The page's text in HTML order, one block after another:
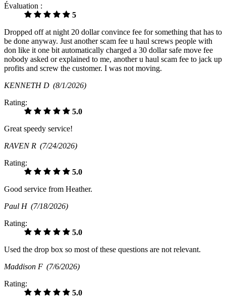
Évaluation :
5
Dropped off at night 20 dollar convince fee for something that has to
be done anyway. Just another scam fee u haul screws people with
don like it one bit automatically charged a 30 dollar safe move fee
nobody asked or explained to me, another u haul scam fee to jack up
profits and screw the customer. I was not moving.
KENNETH D (8/1/2026)
Rating:
5.0
Great speedy service!
RAVEN R (7/24/2026)
Rating:
5.0
Good service from Heather.
Paul H (7/18/2026)
Rating:
5.0
Used the drop box so most of these questions are not relevant.
Maddison F (7/6/2026)
Rating:
5.0